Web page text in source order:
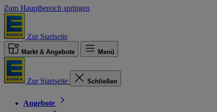
Zum Hauptbereich springen
Zur Startseite
Markt & Angebote Menü
Zur Startseite Schließen
Angebote